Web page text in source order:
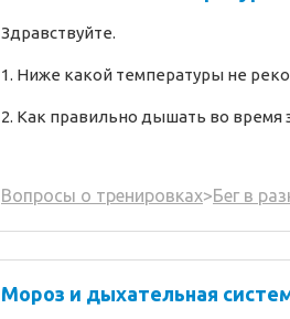
Здравствуйте.
1. Ниже какой температуры не
2. Как правильно дышать во время
Вопросы о тренировках>Бег в
Мороз и дыхательная